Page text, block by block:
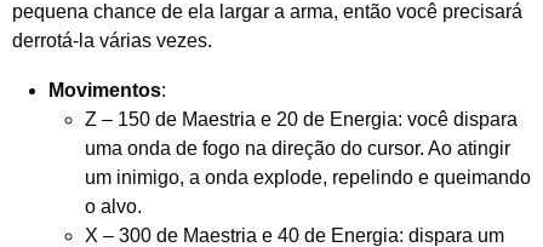
pequena chance de ela largar a arma, então você precisará
derrotá-la várias vezes.
Movimentos:
Z – 150 de Maestria e 20 de Energia: você dispara
uma onda de fogo na direção do cursor. Ao atingir
um inimigo, a onda explode, repelindo e queimando
o alvo.
X – 300 de Maestria e 40 de Energia: dispara um